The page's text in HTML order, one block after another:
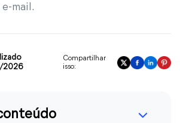
mail.
2026
Compartilhar
isso: